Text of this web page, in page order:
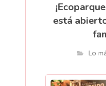
está
Lo